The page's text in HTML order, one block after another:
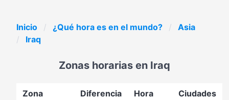
Inicio ¿Qué hora es en el mundo?
Asia
Iraq
Zonas horarias en Iraq
Zona
Diferencia
Hora
Ciudades